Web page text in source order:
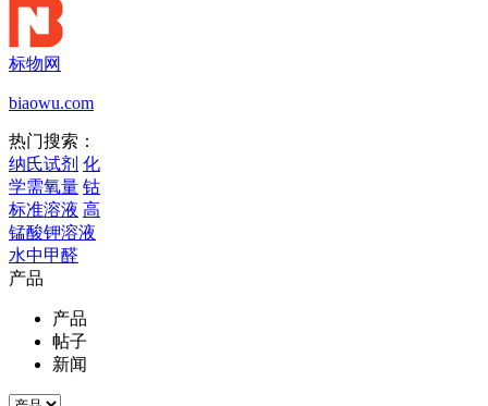
标物网
biaowu.com
热门搜索：
纳氏试剂 化
学需氧量 钴
标准溶液 高
锰酸钾溶液
水中甲醛
产品
产品
帖子
新闻